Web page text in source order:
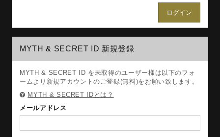
MYTH & SECRET ID 新規登録
MYTH & SECRET ID を未取得のユーザー様は以下のフォ
ームより新規アカウントのご登録(無料)をお願い致します。
MYTH & SECRET IDとは？
メールアドレス